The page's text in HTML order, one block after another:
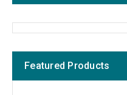
Featured Products